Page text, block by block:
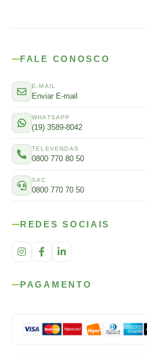
FALE CONOSCO
E-MAIL
Enviar E-mail
WHATSAPP
(19) 3589-8042
TELEVENDAS
0800 770 80 50
SAC
0800 770 70 50
REDES SOCIAIS
PAGAMENTO